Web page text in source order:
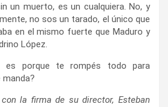
un muerto, es un cualquiera. No, y
no sos un tarado, el único que
en el mismo fuerte que Maduro y
López.
es porque te rompés todo para
con la firma de su director, Esteban